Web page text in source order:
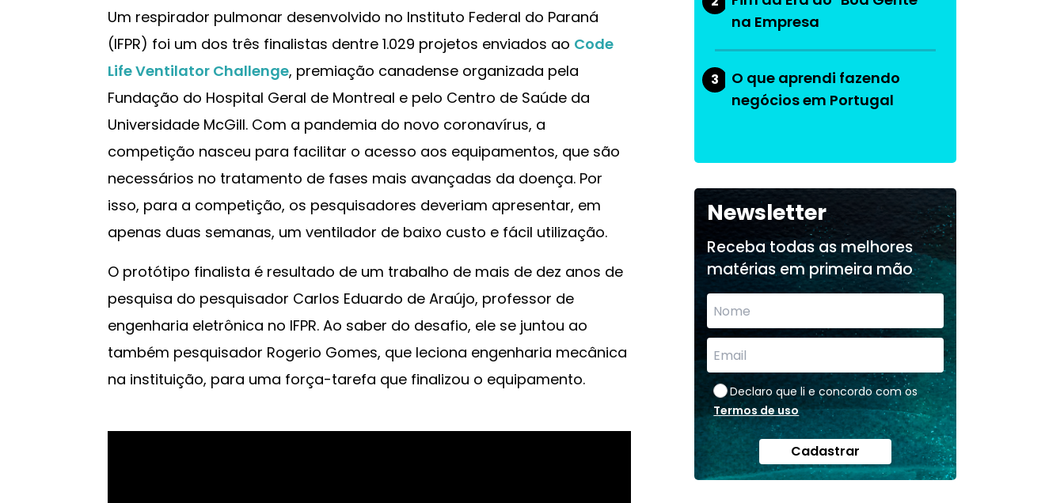
Um respirador pulmonar desenvolvido no Instituto Federal do Paraná
(IFPR) foi um dos três finalistas dentre 1.029 projetos enviados ao Code
Life Ventilator Challenge, premiação canadense organizada pela
Fundação do Hospital Geral de Montreal e pelo Centro de Saúde da
Universidade McGill. Com a pandemia do novo coronavírus, a
competição nasceu para facilitar o acesso aos equipamentos, que são
necessários no tratamento de fases mais avançadas da doença. Por
isso, para a competição, os pesquisadores deveriam apresentar, em
apenas duas semanas, um ventilador de baixo custo e fácil utilização.
O protótipo finalista é resultado de um trabalho de mais de dez anos de
pesquisa do pesquisador Carlos Eduardo de Araújo, professor de
engenharia eletrônica no IFPR. Ao saber do desafio, ele se juntou ao
também pesquisador Rogerio Gomes, que leciona engenharia mecânica
na instituição, para uma força-tarefa que finalizou o equipamento.
na Empresa
3
O que aprendi fazendo
negócios em Portugal
Newsletter
Receba todas as melhores
matérias em primeira mão
Declaro que li e concordo com os
Termos de uso
Cadastrar